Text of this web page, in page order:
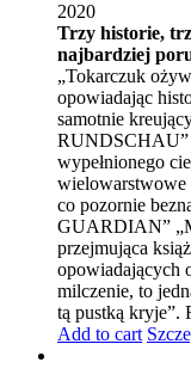
2020
Trzy historie,
najbardziej
„Tokarczuk
opowiadając
samotnie
RUNDSCHAU”
wypełnionego
wielowarstwowe
co pozornie
GUARDIAN”
przejmująca
opowiadających
milczenie, to
tą pustką
Add to cart